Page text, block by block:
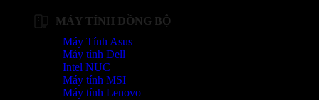
MÁY TÍNH ĐỒNG BỘ
Máy Tính Asus
Máy tính Dell
Intel NUC
Máy tính MSI
Máy tính Lenovo